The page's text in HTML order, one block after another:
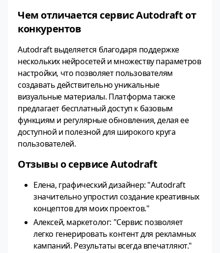
Чем отличается сервис Autodraft от
конкурентов
Autodraft выделяется благодаря поддержке
нескольких нейросетей и множеству параметров
настройки, что позволяет пользователям
создавать действительно уникальные
визуальные материалы. Платформа также
предлагает бесплатный доступ к базовым
функциям и регулярные обновления, делая ее
доступной и полезной для широкого круга
пользователей.
Отзывы о сервисе Autodraft
Елена, графический дизайнер: "Autodraft
значительно упростил создание креативных
концептов для моих проектов."
Алексей, маркетолог: "Сервис позволяет
легко генерировать контент для рекламных
кампаний. Результаты всегда впечатляют."